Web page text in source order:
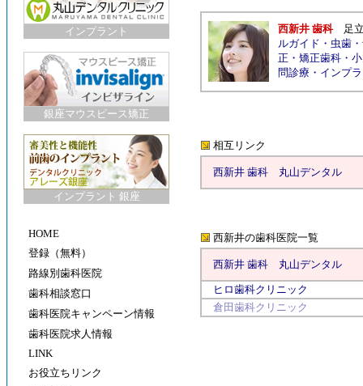
インプラント
銀座マウスピース矯正
インプラント 銀座
HOME
登録（無料）
路線別歯科医院
歯科相談窓口
歯科医院キャンペーン情報
歯科医院求人情報
LINK
お役立ちリンク
西新井 歯科
足
ルガイド ・ 虫歯 ・
正 ・ 矯正歯科 ・
問診療 ・ インプ
相互リンク
西新井 歯科 丸山デンタル
西新井の歯科医院一覧
西新井 歯科 丸山デンタル
ヒロ歯科クリニック
倉田歯科クリニック